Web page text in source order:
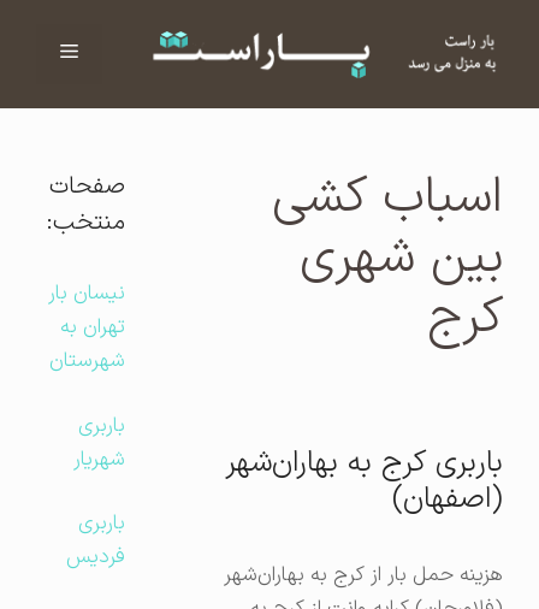
فهرست
اسباب کشی
بین شهری
کرج
باربری کرج به بهاران‌شهر
(اصفهان)
هزینه حمل بار از کرج به بهاران‌شهر
صفحات
منتخب:
نیسان بار
تهران به
شهرستان
باربری
شهریار
باربری
فردیس